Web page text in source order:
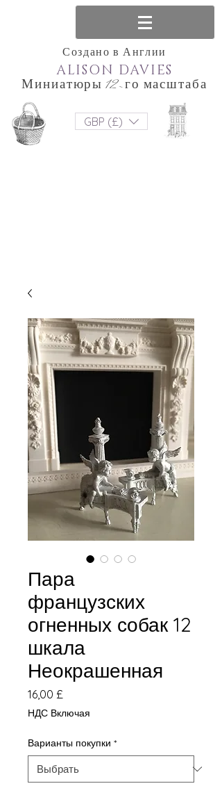
Создано в Англии
Миниатюры 12-го масштаба
ALISON DAVIES
GBP (£)
Пара
французских
огненных собак 12
шкала
Неокрашенная
16,00 £
НДС Включая
Варианты покупки *